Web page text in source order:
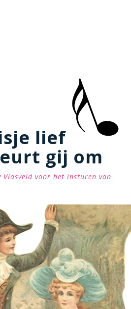
lief
gij om
Vlasveld voor het insturen van